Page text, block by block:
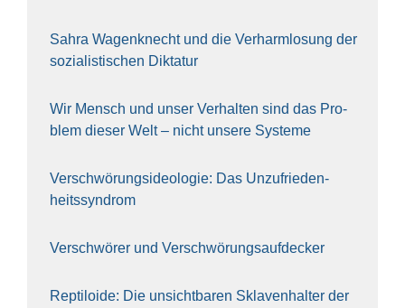
Sahra Wagen­knecht und die Ver­harm­lo­sung der
sozia­lis­ti­schen Dik­ta­tur
Wir Mensch und unser Ver­hal­ten sind das Pro­
blem die­ser Welt – nicht unse­re Sys‍te‍me
Ver­schwö­rungs­ideo­lo­gie: Das Unzufrieden­
heitssyndrom
Ver­schwö­rer und Verschwörungs­aufdecker
Rep­ti­lo­ide: Die unsicht­ba­ren Skla­ven­hal­ter der